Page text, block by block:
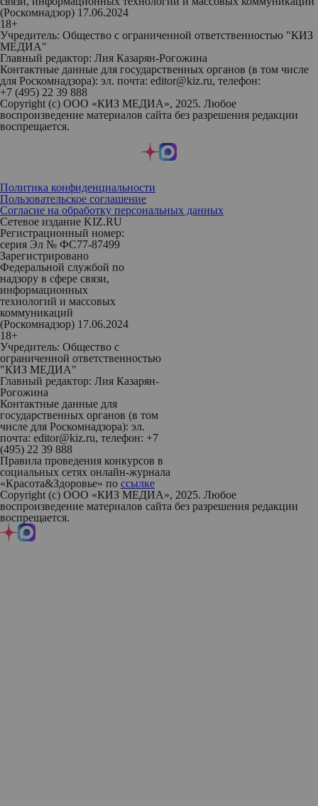
(Роскомнадзор) 17.06.2024
18+
Учредитель: Общество с ограниченной ответственностью "КИЗ
МЕДИА"
Главный редактор: Лия Казарян-Рогожина
Контактные данные для государственных органов (в том числе
для Роскомнадзора): эл. почта: editor@kiz.ru, телефон:
+7 (495) 22 39 888
Copyright (с) ООО «КИЗ МЕДИА», 2025. Любое
воспроизведение материалов сайта без разрешения редакции
воспрещается.
Политика конфиденциальности
Пользовательское соглашение
Согласие на обработку персональных данных
Сетевое издание KIZ.RU
Регистрационный номер:
серия Эл № ФС77-87499
Зарегистрировано
Федеральной службой по
надзору в сфере связи,
информационных
технологий и массовых
коммуникаций
(Роскомнадзор) 17.06.2024
18+
Учредитель: Общество с
ограниченной ответственностью
"КИЗ МЕДИА"
Главный редактор: Лия Казарян-
Рогожина
Контактные данные для
государственных органов (в том
числе для Роскомнадзора): эл.
почта: editor@kiz.ru, телефон: +7
(495) 22 39 888
Правила проведения конкурсов в
социальных сетях онлайн-журнала
«Красота&Здоровье» по ссылке
Copyright (с) ООО «КИЗ МЕДИА», 2025. Любое
воспроизведение материалов сайта без разрешения редакции
воспрещается.